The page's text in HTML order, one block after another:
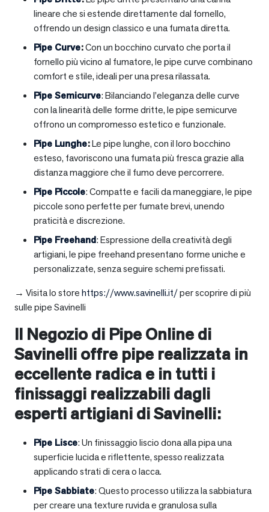
lineare che si estende direttamente dal fornello,
offrendo un design classico e una fumata diretta.
Pipe Curve:Con un bocchino curvato che porta il
fornello più vicino al fumatore, le pipe curve combinano
comfort e stile, ideali per una presa rilassata.
Pipe Semicurve: Bilanciando l’eleganza delle curve
con la linearità delle forme dritte, le pipe semicurve
offrono un compromesso estetico e funzionale.
Pipe Lunghe:Le pipe lunghe, con il loro bocchino
esteso, favoriscono una fumata più fresca grazie alla
distanza maggiore che il fumo deve percorrere.
Pipe Piccole: Compatte e facili da maneggiare, le pipe
piccole sono perfette per fumate brevi, unendo
praticità e discrezione.
Pipe Freehand: Espressione della creatività degli
artigiani, le pipe freehand presentano forme uniche e
personalizzate, senza seguire schemi prefissati.
→ Visita lo storehttps://www.savinelli.it/per scoprire di più
sulle pipe Savinelli
Il Negozio di Pipe Online di
Savinelli offre pipe realizzata in
eccellente radica e in tutti i
finissaggi realizzabili dagli
esperti artigiani di Savinelli:
Pipe Lisce: Un finissaggio liscio dona alla pipa una
superficie lucida e riflettente, spesso realizzata
applicando strati di cera o lacca.
Pipe Sabbiate: Questo processo utilizza la sabbiatura
per creare una texture ruvida e granulosa sulla